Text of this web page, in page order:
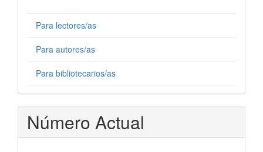
Para lectores/as
Para autores/as
Para bibliotecarios/as
Número Actual